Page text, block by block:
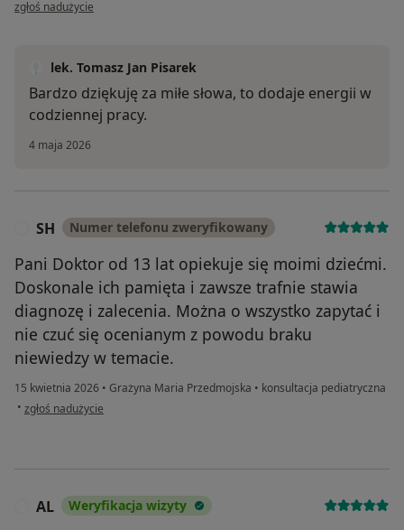
zgłoś nadużycie
lek. Tomasz Jan Pisarek
Bardzo dziękuję za miłe słowa, to dodaje energii w
codziennej pracy.
4 maja 2026
SH Numer telefonu zweryfikowany
Pani Doktor od 13 lat opiekuje się moimi dziećmi.
Doskonale ich pamięta i zawsze trafnie stawia
diagnozę i zalecenia. Można o wszystko zapytać i
nie czuć się ocenianym z powodu braku
niewiedzy w temacie.
15 kwietnia 2026 • Grażyna Maria Przedmojska • konsultacja pediatryczna
• w opinii użytkownika SH
zgłoś nadużycie
AL Weryfikacja wizyty